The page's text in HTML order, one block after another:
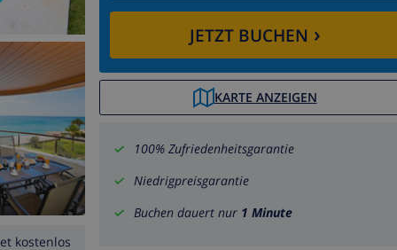
JETZT BUCHEN ›
KARTE ANZEIGEN
100% Zufriedenheitsgarantie
Niedrigpreisgarantie
Buchen dauert nur 1 Minute
kostenlos